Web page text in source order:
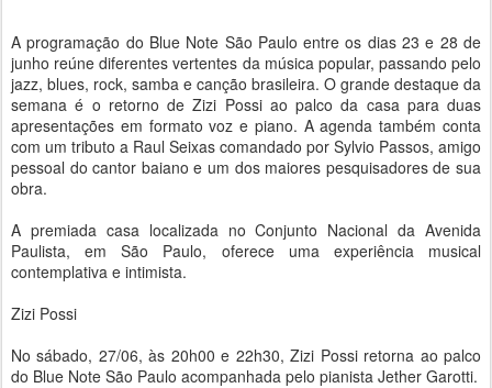
A programação do Blue Note São Paulo entre os dias 23 e 28 de
junho reúne diferentes vertentes da música popular, passando pelo
jazz, blues, rock, samba e canção brasileira. O grande destaque da
semana é o retorno de Zizi Possi ao palco da casa para duas
apresentações em formato voz e piano. A agenda também conta
com um tributo a Raul Seixas comandado por Sylvio Passos, amigo
pessoal do cantor baiano e um dos maiores pesquisadores de sua
obra.
A premiada casa localizada no Conjunto Nacional da Avenida
Paulista, em São Paulo, oferece uma experiência musical
contemplativa e intimista.
Zizi Possi
No sábado, 27/06, às 20h00 e 22h30, Zizi Possi retorna ao palco
do Blue Note São Paulo acompanhada pelo pianista Jether Garotti.